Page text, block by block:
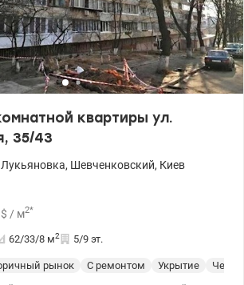
квартиры ул.
35/43
Лукьяновка, Шевченковский, Киев
$ / м2*
62/33/8 м2 5/9 эт.
рынок С ремонтом Укрытие
Чешка